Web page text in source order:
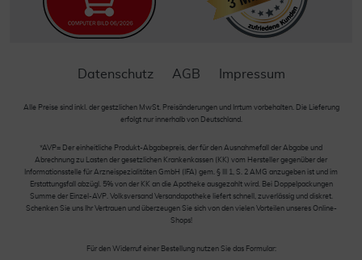
Datenschutz AGB Impressum
Alle Preise sind inkl. der gestzlichen MwSt. Preisänderungen und Irrtum vorbehalten. Die Lieferung
erfolgt nur innerhalb von Deutschland.
*AVP= Der einheitliche Produkt-Abgabepreis, der für den Ausnahmefall der Abgabe und
Abrechnung zu Lasten der gesetzlichen Krankenkassen (KK) vom Hersteller gegenüber der
Informationsstelle für Arzneispezialitäten GmbH (IFA) gem. § III 1, S. 2 AMG anzugeben ist und im
Erstattungsfall abzügl. 5% von der KK an die Apotheke ausgezahlt wird. Bei Doppelpackungen
Summe der Einzel-AVP. Volksversand Versandapotheke liefert schnell, zuverlässig und diskret.
Schenken Sie uns Ihr Vertrauen und überzeugen Sie sich von den vielen Vorteilen unseres Online-
Shops!
Für den Widerruf einer Bestellung nutzen Sie das Formular: